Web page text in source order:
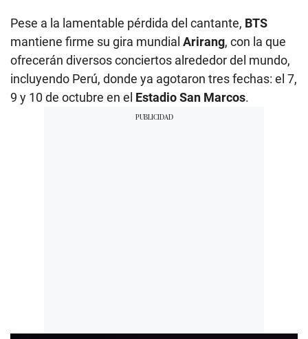
Pese a la lamentable pérdida del cantante, BTS
mantiene firme su gira mundial Arirang, con la que
ofrecerán diversos conciertos alrededor del mundo,
incluyendo Perú, donde ya agotaron tres fechas: el 7,
9 y 10 de octubre en el Estadio San Marcos.